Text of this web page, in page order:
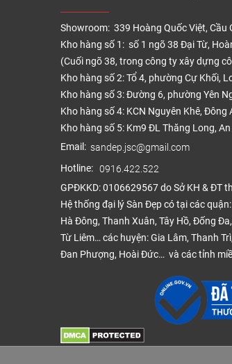
Showroom: 339 Hoàng Quốc Việt, Cầu
Kho hàng số 1: số 1 ngõ 38 Đại Từ,
(Cuối ngõ 38, trong công ty xây dựng
Kho hàng số 2: Tổ 4, phường Cự Khối,
Kho hàng số 3: Đường 6, phường Yên
Kho hàng số 4: KCN Nguyên Khê, Đông
Kho hàng số 5: Km9 ĐL Thăng Long,
Email: sandep.jsc@gmail.com
Hotline: 0916.422.522
GPĐKKD: 0106629567 do Sở KH & ĐT
Hệ thống đại lý Sàn Đẹp có tại các
Hà Đông, Thanh Xuân, Tây Hồ, Đống
Từ Liêm… các huyện: Gia Lâm, Thanh
Đan Phượng, Hoài Đức… và các tỉnh